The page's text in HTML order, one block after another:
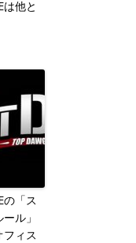
他と
の「ス
ル」
フィス